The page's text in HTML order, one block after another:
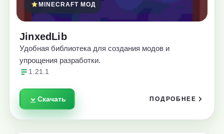
MINECRAFT МОД
JinxedLib
Удобная библиотека для создания модов и
упрощения разработки.
1.21.1
Скачать ПОДРОБНЕЕ